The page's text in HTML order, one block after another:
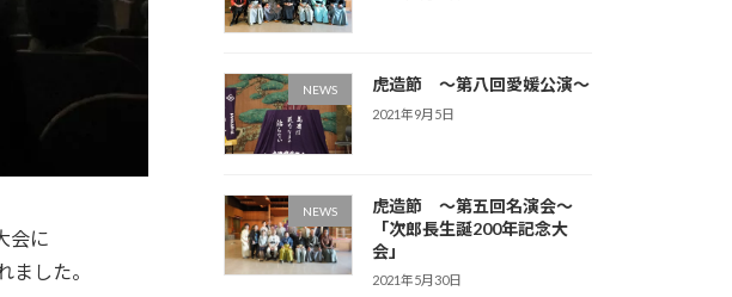
会に
した。
NEWS 虎造節 ～第八回愛媛公演～
2021年9月5日
NEWS
虎造節 ～第五回名演会～
「次郎長生誕200年記念大
会」
2021年5月30日